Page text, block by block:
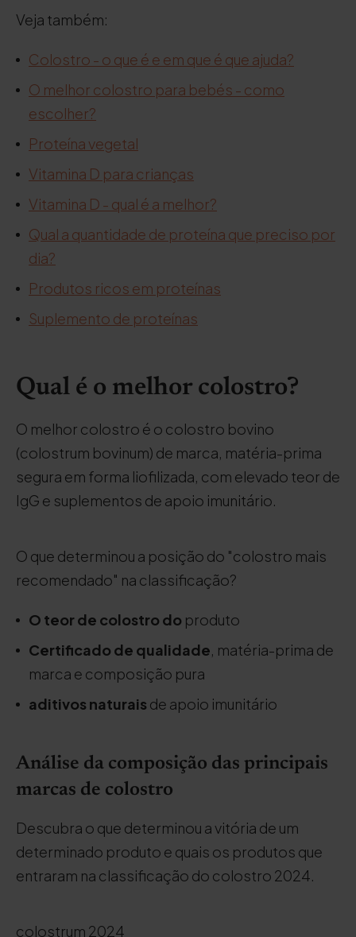
Veja também:
Colostro - o que é e em que é que ajuda?
O melhor colostro para bebés - como
escolher?
Proteína vegetal
Vitamina D para crianças
Vitamina D - qual é a melhor?
Qual a quantidade de proteína que preciso por
dia?
Produtos ricos em proteínas
Suplemento de proteínas
Qual é o melhor colostro?
O melhor colostro é o colostro bovino
(colostrum bovinum) de marca, matéria-prima
segura em forma liofilizada, com elevado teor de
IgG e suplementos de apoio imunitário.
O que determinou a posição do "colostro mais
recomendado" na classificação?
O teor de colostro do produto
Certificado de qualidade, matéria-prima de
marca e composição pura
aditivos naturais de apoio imunitário
Análise da composição das principais
marcas de colostro
Descubra o que determinou a vitória de um
determinado produto e quais os produtos que
entraram na classificação do colostro 2024.
colostrum 2024